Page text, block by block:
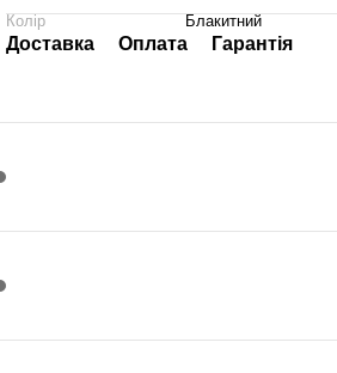
Колір
Блакитний
Доставка Оплата Гарантія